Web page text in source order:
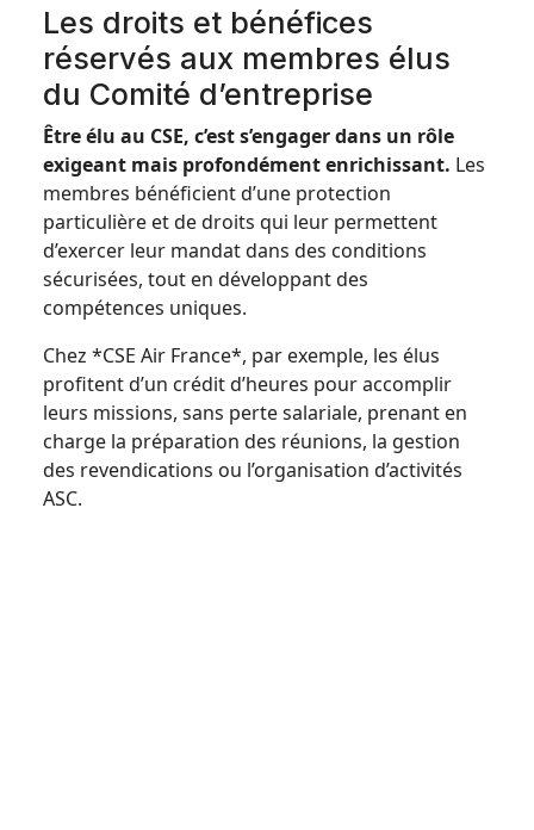
Les droits et bénéfices
réservés aux membres élus
du Comité d’entreprise
Être élu au CSE, c’est s’engager dans un rôle
exigeant mais profondément enrichissant. Les
membres bénéficient d’une protection
particulière et de droits qui leur permettent
d’exercer leur mandat dans des conditions
sécurisées, tout en développant des
compétences uniques.
Chez *CSE Air France*, par exemple, les élus
profitent d’un crédit d’heures pour accomplir
leurs missions, sans perte salariale, prenant en
charge la préparation des réunions, la gestion
des revendications ou l’organisation d’activités
ASC.